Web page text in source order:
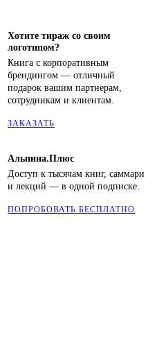
Хотите тираж со своим
логотипом?
Книга с корпоративным
брендингом — отличный
подарок вашим партнерам,
сотрудникам и клиентам.
ЗАКАЗАТЬ
Альпина.Плюс
Доступ к тысячам книг, саммари
и лекций — в одной подписке.
ПОПРОБОВАТЬ БЕСПЛАТНО